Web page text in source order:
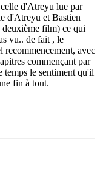
d'Atreyu lue par
d'Atreyu et Bastien
deuxième film) ce qui
vu.. de fait , le
recommencement, avec
commençant par
temps le sentiment qu'il
fin à tout.